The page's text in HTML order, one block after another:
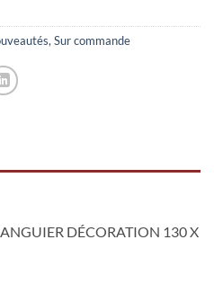
, Sur commande
DÉCORATION 130 X